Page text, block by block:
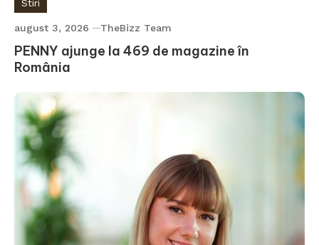
Stiri
august 3, 2026 TheBizz Team
PENNY ajunge la 469 de magazine în
România